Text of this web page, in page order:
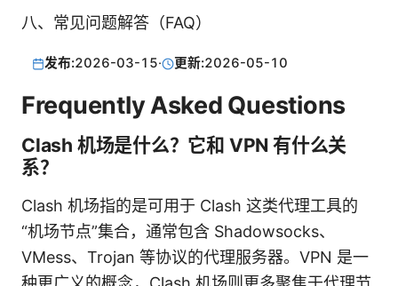
八、常见问题解答（FAQ）
发布:2026-03-15· 更新:2026-05-10
Frequently Asked Questions
Clash 机场是什么？它和 VPN 有什么关
系？
Clash 机场指的是可用于 Clash 这类代理工具的
“机场节点”集合，通常包含 Shadowsocks、
VMess、Trojan 等协议的代理服务器。VPN 是一